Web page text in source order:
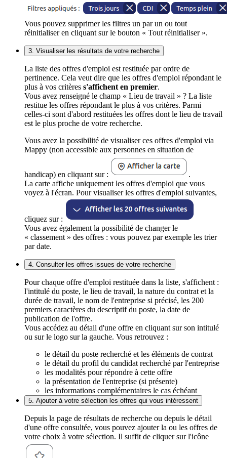
Vous pouvez supprimer les filtres un par un ou tout
réinitialiser en cliquant sur le bouton « Tout réinitialiser ».
3. Visualiser les résultats de votre recherche
La liste des offres d'emploi est restituée par ordre de
pertinence. Cela veut dire que les offres d'emploi répondant le
plus à vos critères s'affichent en premier.
Vous avez renseigné le champ « Lieu de travail » ? La liste
restitue les offres répondant le plus à vos critères. Parmi
celles-ci sont d'abord restituées les offres dont le lieu de travail
est le plus proche de votre recherche.
Vous avez la possibilité de visualiser ces offres d'emploi via
Mappy (non accessible aux personnes en situation de
handicap) en cliquant sur :
.
La carte affiche uniquement les offres d'emploi que vous
voyez à l'écran. Pour visualiser les offres d'emploi suivantes,
cliquez sur :
Vous avez également la possibilité de changer le
« classement » des offres : vous pouvez par exemple les trier
par date.
4. Consulter les offres issues de votre recherche
Pour chaque offre d'emploi restituée dans la liste, s'affichent :
l'intitulé du poste, le lieu de travail, la nature du contrat et la
durée de travail, le nom de l'entreprise si précisé, les 200
premiers caractères du descriptif du poste, la date de
publication de l'offre.
Vous accédez au détail d'une offre en cliquant sur son intitulé
ou sur le logo sur la gauche. Vous retrouvez :
le détail du poste recherché et les éléments de contrat
le détail du profil du candidat recherché par l'entreprise
les modalités pour répondre à cette offre
la présentation de l'entreprise (si présente)
les informations complémentaires le cas échéant
5. Ajouter à votre sélection les offres qui vous intéressent
Depuis la page de résultats de recherche ou depuis le détail
d'une offre consultée, vous pouvez ajouter la ou les offres de
votre choix à votre sélection. Il suffit de cliquer sur l'icône